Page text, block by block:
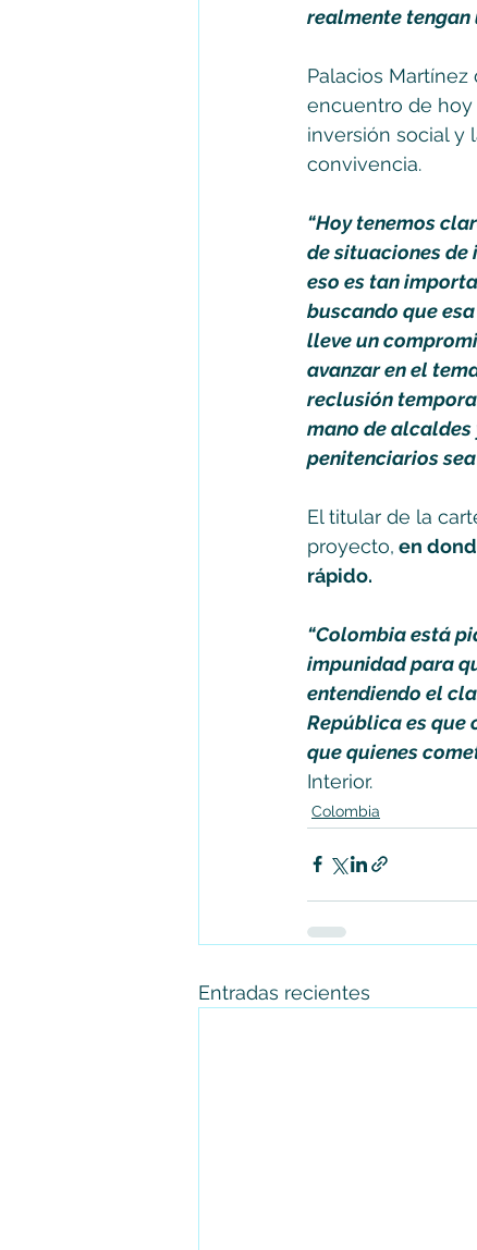
realmente tengan
Palacios
encuentro de hoy
inversión social y
convivencia.
“Hoy tenemos
de situaciones de
eso es tan
buscando que
lleve un
avanzar en el
reclusión
mano de alcaldes
penitenciarios
El titular de la
proyecto, en
rápido.
“Colombia está
impunidad para
entendiendo el
República es que
que quienes
Interior.
Colombia
Entradas recientes